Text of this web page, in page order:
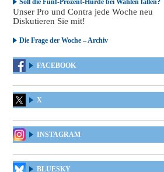
Soll die Fünf-Prozent-Hürde bei Wahlen fallen?
Unser Pro und Contra jede Woche neu
Diskutieren Sie mit!
Die Frage der Woche – Archiv
FACEBOOK
X
INSTAGRAM
BLUESKY